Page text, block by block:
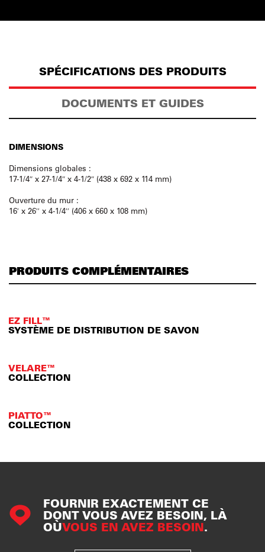
SPÉCIFICATIONS DES PRODUITS
DOCUMENTS ET GUIDES
DIMENSIONS
Dimensions globales :
17-1/4″ x 27-1/4″ x 4-1/2″ (438 x 692 x 114 mm)
Ouverture du mur :
16′ x 26′′ x 4-1/4′′ (406 x 660 x 108 mm)
PRODUITS COMPLÉMENTAIRES
EZ FILL™
SYSTÈME DE DISTRIBUTION DE SAVON
VELARE™
COLLECTION
PIATTO™
COLLECTION
FOURNIR EXACTEMENT CE
DONT VOUS AVEZ BESOIN, LÀ
OÙVOUS EN AVEZ BESOIN.